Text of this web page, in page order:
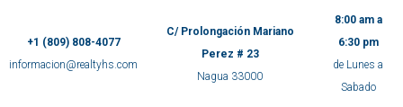
+1 (809) 808-4077
informacion@realtyhs.com
C/ Prolongación Mariano
Perez # 23
Nagua 33000
8:00 am a
6:30 pm
de Lunes a
Sabado